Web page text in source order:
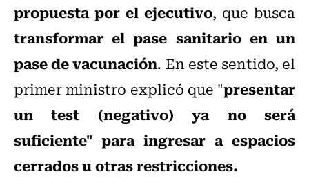
propuesta por el ejecutivo, que busca
transformar el pase sanitario en un
pase de vacunación. En este sentido, el
primer ministro explicó que "presentar
un test (negativo) ya no será
suficiente" para ingresar a espacios
cerrados u otras restricciones.